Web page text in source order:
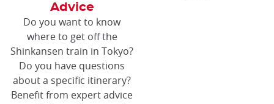
Advice
Do you want to know
where to get off the
Shinkansen train in Tokyo?
Do you have questions
about a specific itinerary?
Benefit from expert advice